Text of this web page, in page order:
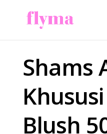
Shams
Blush